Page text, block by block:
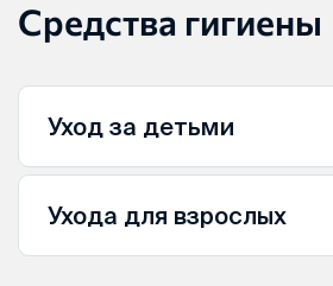
Средства гигиены
Уход за детьми
Ухода для взрослых